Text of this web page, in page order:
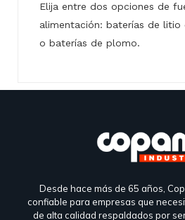
Elija entre dos opciones de
alimentación: baterías de
o baterías de plomo.
Desde hace más de 65 años,
confiable para empresas que
de alta calidad respaldados por